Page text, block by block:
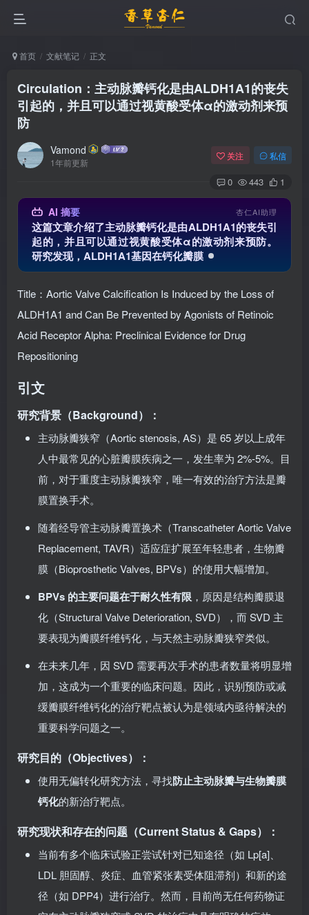
首页 文献笔记 正文
Circulation：主动脉瓣钙化是由ALDH1A1的丧失
引起的，并且可以通过视黄酸受体α的激动剂来预
防
Vamond
1年前更新
关注 私信
0 443 1
AI 摘要 杏仁AI助理
这篇文章介绍了主动脉瓣钙化是由ALDH1A1的丧失引
起的，并且可以通过视黄酸受体α的激动剂来预防。
研究发现，ALDH1A1基因在钙化瓣膜中的表达显著下
调，其缺失可能促进瓣膜间质细胞向成
Title：Aortic Valve Calcification Is Induced by the Loss of
ALDH1A1 and Can Be Prevented by Agonists of Retinoic
Acid Receptor Alpha: Preclinical Evidence for Drug
引文
研究背景（Background）：
主动脉瓣狭窄（Aortic stenosis, AS）是 65 岁以上成年
人中最常见的心脏瓣膜疾病之一，发生率为 2%-5%。目
前，对于重度主动脉瓣狭窄，唯一有效的治疗方法是瓣
随着经导管主动脉瓣置换术（Transcatheter Aortic Valve
Replacement, TAVR）适应症扩展至年轻患者，生物瓣
BPVs 的主要问题在于耐久性有限
，原因是结构瓣膜退
化（Structural Valve Deterioration, SVD），而 SVD 主
在未来几年，因 SVD 需要再次手术的患者数量将明显增
加，这成为一个重要的临床问题。因此，识别预防或减
缓瓣膜纤维钙化的治疗靶点被认为是领域内亟待解决的
研究目的（Objectives）：
使用无偏转化研究方法，寻找
研究现状和存在的问题（Current Status & Gaps）：
当前有多个临床试验正尝试针对已知途径（如 Lp[a]、
LDL 胆固醇、炎症、血管紧张素受体阻滞剂）和新的途
径（如 DPP4）进行治疗。然而，目前尚无任何药物证